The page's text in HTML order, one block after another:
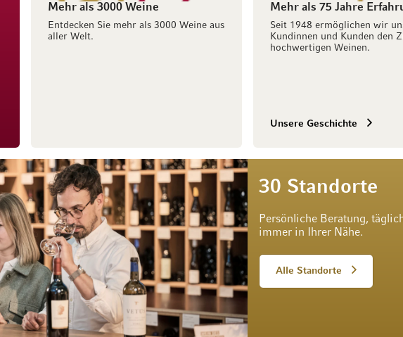
Mehr als 3000 Weine
Entdecken Sie mehr als 3000 Weine aus
aller Welt.
Mehr als 75 Jahre
Seit 1948 ermöglichen wir
Kundinnen und Kunden den
hochwertigen Weinen.
Unsere Geschichte
30 Standorte
Persönliche Beratung,
immer in Ihrer Nähe.
Alle Standorte